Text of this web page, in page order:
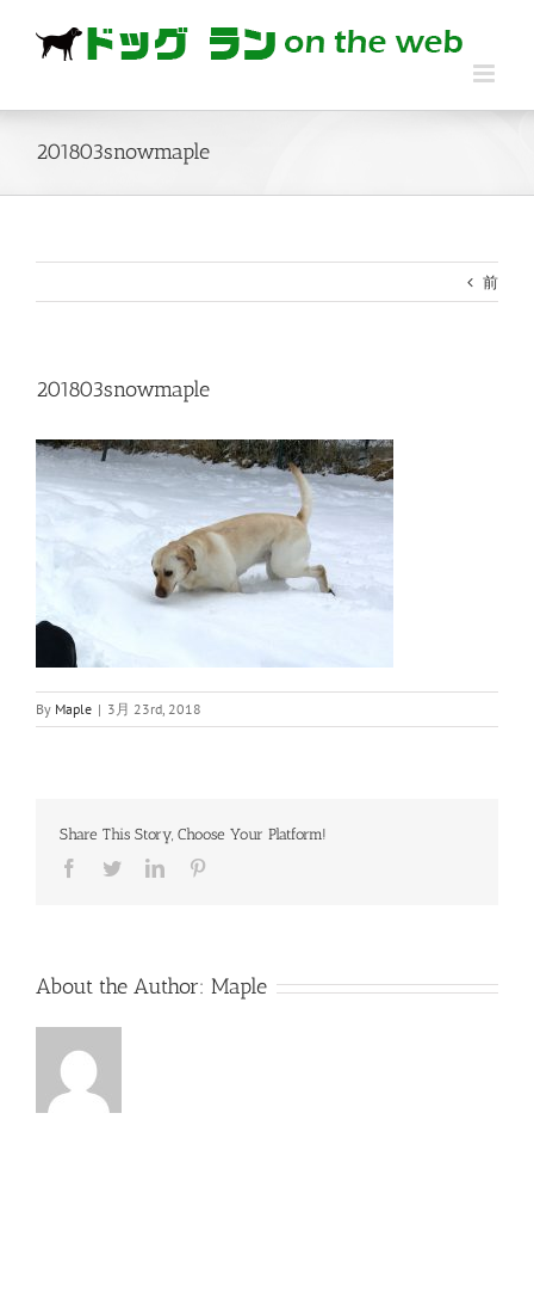
content
201803snowmaple
前
201803snowmaple
By Maple | 3月 23rd, 2018
Share This Story, Choose Your Platform!
Facebook
TwitterLinkedIn
About the Author: Maple